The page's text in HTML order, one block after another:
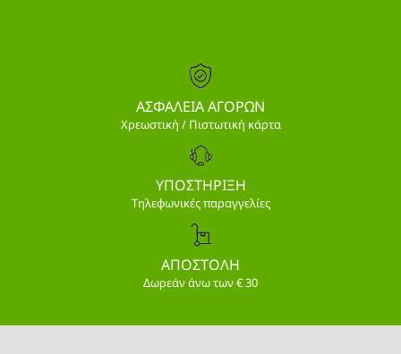
ΑΣΦΑΛΕΙΑ ΑΓΟΡΩΝ
Χρεωστική / Πιστωτική κάρτα
ΥΠΟΣΤΗΡΙΞΗ
Τηλεφωνικές παραγγελίες
ΑΠΟΣΤΟΛΗ
Δωρεάν άνω των € 30